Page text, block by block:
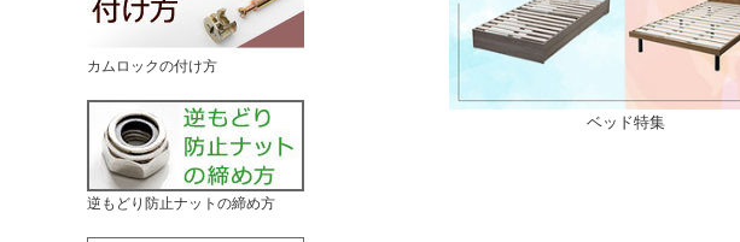
ベッド特集
カムロックの付け方
逆もどり防止ナットの締め方